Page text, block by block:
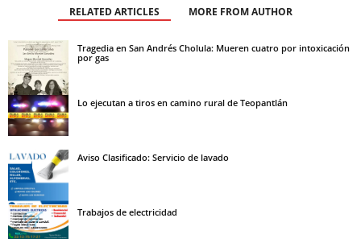
RELATED ARTICLES MORE FROM AUTHOR
Tragedia en San Andrés Cholula: Mueren cuatro por intoxicación
por gas
Lo ejecutan a tiros en camino rural de Teopantlán
Aviso Clasificado: Servicio de lavado
Trabajos de electricidad